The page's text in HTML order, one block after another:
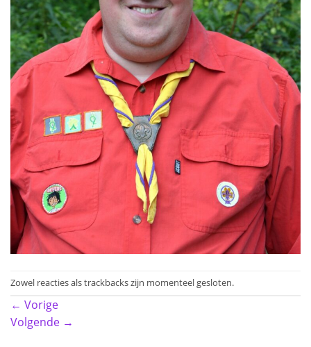
Zowel reacties als trackbacks zijn momenteel gesloten.
← Vorige
Volgende →